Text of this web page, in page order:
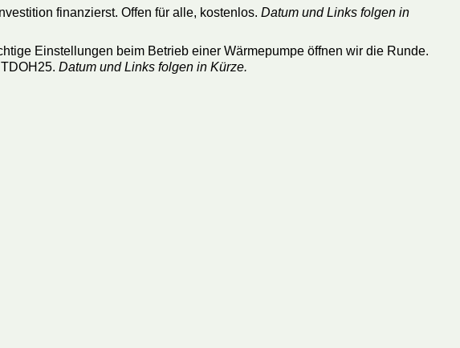
finanzierst. Offen für alle, kostenlos. Datum und Links folgen in
Einstellungen beim Betrieb einer Wärmepumpe öffnen wir die Runde.
Datum und Links folgen in Kürze.